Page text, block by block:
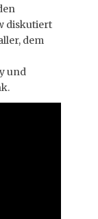
diskutiert
dem
und